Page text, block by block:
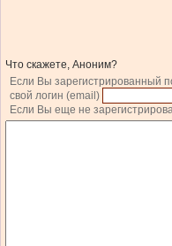
Что скажете, Аноним?
Если Вы зарегистрированный
свой логин (email)
Если Вы еще не